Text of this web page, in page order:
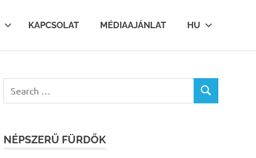
KAPCSOLAT MÉDIAAJÁNLAT HU
for:
SEARCH
NÉPSZERŰ FÜRDŐK